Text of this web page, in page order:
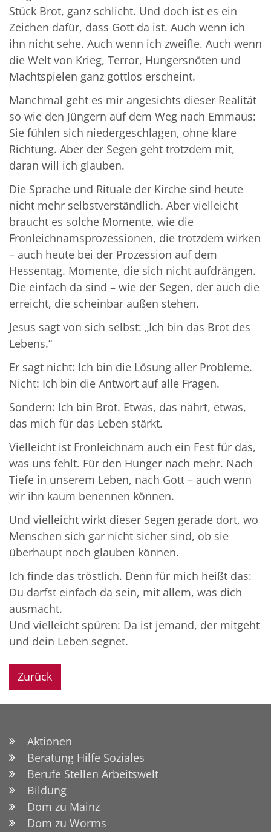
Stück Brot, ganz schlicht. Und doch ist es ein
Zeichen dafür, dass Gott da ist. Auch wenn ich
ihn nicht sehe. Auch wenn ich zweifle. Auch wenn
die Welt von Krieg, Terror, Hungersnöten und
Machtspielen ganz gottlos erscheint.
Manchmal geht es mir angesichts dieser Realität
so wie den Jüngern auf dem Weg nach Emmaus:
Sie fühlen sich niedergeschlagen, ohne klare
Richtung. Aber der Segen geht trotzdem mit,
daran will ich glauben.
Die Sprache und Rituale der Kirche sind heute
nicht mehr selbstverständlich. Aber vielleicht
braucht es solche Momente, wie die
Fronleichnamsprozessionen, die trotzdem wirken
– auch heute bei der Prozession auf dem
Hessentag. Momente, die sich nicht aufdrängen.
Die einfach da sind – wie der Segen, der auch die
erreicht, die scheinbar außen stehen.
Jesus sagt von sich selbst: „Ich bin das Brot des
Lebens.“
Er sagt nicht: Ich bin die Lösung aller Probleme.
Nicht: Ich bin die Antwort auf alle Fragen.
Sondern: Ich bin Brot. Etwas, das nährt, etwas,
das mich für das Leben stärkt.
Vielleicht ist Fronleichnam auch ein Fest für das,
was uns fehlt. Für den Hunger nach mehr. Nach
Tiefe in unserem Leben, nach Gott – auch wenn
wir ihn kaum benennen können.
Und vielleicht wirkt dieser Segen gerade dort, wo
Menschen sich gar nicht sicher sind, ob sie
überhaupt noch glauben können.
Ich finde das tröstlich. Denn für mich heißt das:
Du darfst einfach da sein, mit allem, was dich
ausmacht.
Und vielleicht spüren: Da ist jemand, der mitgeht
und dein Leben segnet.
Zurück
Aktionen
Beratung Hilfe Soziales
Berufe Stellen Arbeitswelt
Bildung
Dom zu Mainz
Dom zu Worms